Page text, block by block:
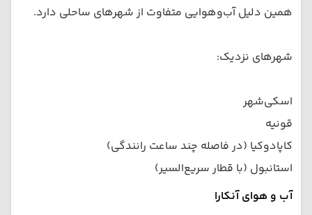
همین دلیل آب‌وهوایی متفاوت از شهرهای ساحلی دارد.
شهرهای نزدیک:
اسکی‌شهر
قونیه
کاپادوکیا (در فاصله چند ساعت رانندگی)
استانبول (با قطار سریع‌السیر)
آب و هوای آنکارا